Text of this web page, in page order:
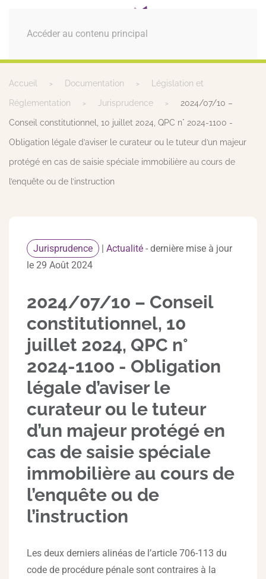
Accéder au contenu principal
MENU
Accueil Documentation Législation et
Réglementation Jurisprudence 2024/07/10 –
Conseil constitutionnel, 10 juillet 2024, QPC n° 2024-1100 -
Obligation légale d’aviser le curateur ou le tuteur d’un majeur
protégé en cas de saisie spéciale immobilière au cours de
l’enquête ou de l’instruction
Jurisprudence | Actualité - dernière mise à jour
le 29 Août 2024
2024/07/10 – Conseil
constitutionnel, 10
juillet 2024, QPC n°
2024-1100 - Obligation
légale d’aviser le
curateur ou le tuteur
d’un majeur protégé en
cas de saisie spéciale
immobilière au cours de
l’enquête ou de
l’instruction
Les deux derniers alinéas de l’article 706-113 du
code de procédure pénale sont contraires à la